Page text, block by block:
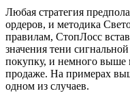
Любая стратегия
ордеров, и методика
правилам, СтопЛосс
значения тени
покупку, и немного выше
продаже. На примерах
одном из случаев.